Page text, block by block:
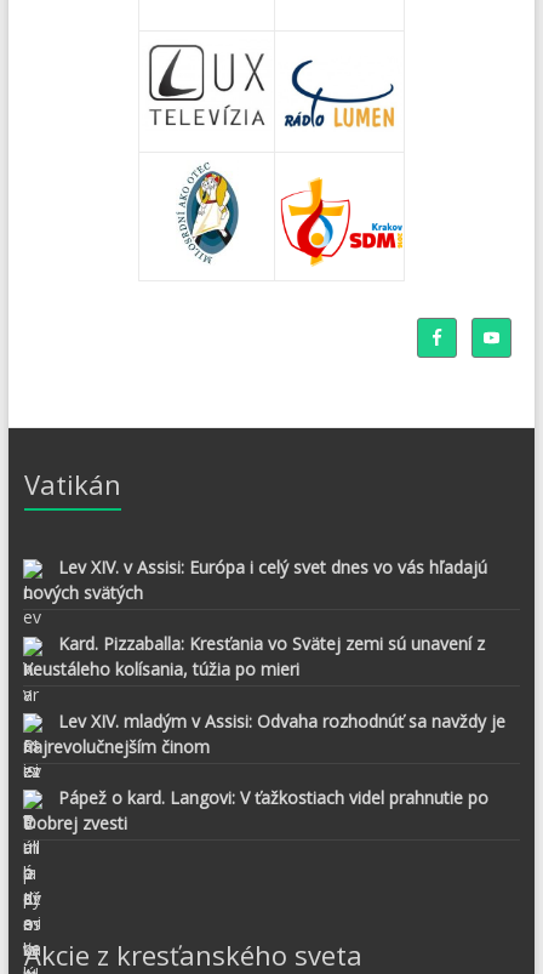
Vatikán
Lev XIV. v Assisi: Európa i celý svet dnes vo vás hľadajú
nových svätých
Kard. Pizzaballa: Kresťania vo Svätej zemi sú unavení z
neustáleho kolísania, túžia po mieri
Lev XIV. mladým v Assisi: Odvaha rozhodnúť sa navždy je
najrevolučnejším činom
Pápež o kard. Langovi: V ťažkostiach videl prahnutie po
Dobrej zvesti
Akcie z kresťanského sveta